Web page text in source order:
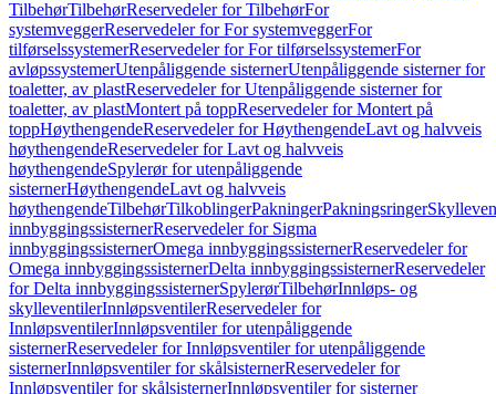
TilbehørTilbehørReservedeler for TilbehørFor
systemveggerReservedeler for For systemveggerFor
tilførselssystemerReservedeler for For tilførselssystemerFor
avløpssystemerUtenpåliggende sisternerUtenpåliggende sisterner for
toaletter, av plastReservedeler for Utenpåliggende sisterner for
toaletter, av plastMontert på toppReservedeler for Montert på
toppHøythengendeReservedeler for HøythengendeLavt og halvveis
høythengendeReservedeler for Lavt og halvveis
høythengendeSpylerør for utenpåliggende
sisternerHøythengendeLavt og halvveis
høythengendeTilbehørTilkoblingerPakningerPakningsringer
innbyggingssisternerReservedeler for Sigma
innbyggingssisternerOmega innbyggingssisternerReservedeler for
Omega innbyggingssisternerDelta innbyggingssisternerReservedeler
for Delta innbyggingssisternerSpylerørTilbehørInnløps- og
skylleventilerInnløpsventilerReservedeler for
InnløpsventilerInnløpsventiler for utenpåliggende
sisternerReservedeler for Innløpsventiler for utenpåliggende
sisternerInnløpsventiler for skålsisternerReservedeler for
Innløpsventiler for skålsisternerInnløpsventiler for sisterner